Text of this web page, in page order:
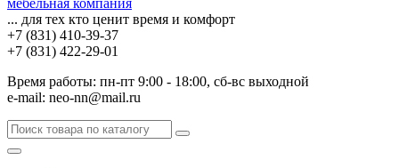
мебельная компания
... для тех кто ценит время и комфорт
+7 (831) 410-39-37
+7 (831) 422-29-01
Время работы: пн-пт 9:00 - 18:00, сб-вс выходной
e-mail: neo-nn@mail.ru